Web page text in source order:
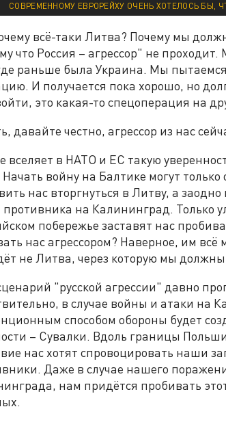
СОВРЕМЕННОМУ ЕВРОРЕЙХУ ОЧЕНЬ ХОТЕЛОСЬ БЫ,
всё-таки Литва? Почему мы
что Россия – агрессор" не
раньше была Украина. Мы
И получается пока хорошо, но
это какая-то спецоперация на
давайте честно, агрессор из нас
вселяет в НАТО и ЕС такую
войну на Балтике могут
нас вторгнуться в Литву, а
противника на Калининград. Только
побережье заставят нас
нас агрессором? Наверное, им
не Литва, через которую мы
"русской агрессии" давно
в случае войны и атаки на
способом обороны будет
– Сувалки. Вдоль границы
нас хотят спровоцировать наши
Даже в случае нашего
нам придётся пробивать